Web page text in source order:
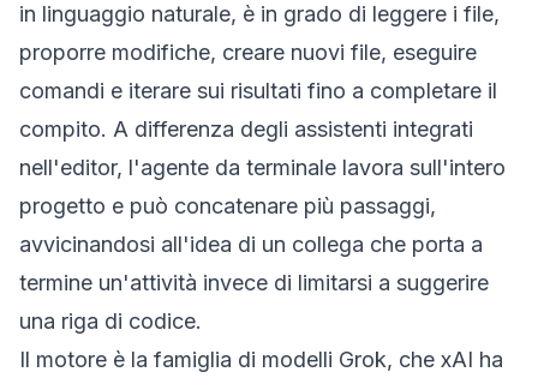
in linguaggio naturale, è in grado di leggere i file,
proporre modifiche, creare nuovi file, eseguire
comandi e iterare sui risultati fino a completare il
compito. A differenza degli assistenti integrati
nell'editor, l'agente da terminale lavora sull'intero
progetto e può concatenare più passaggi,
avvicinandosi all'idea di un collega che porta a
termine un'attività invece di limitarsi a suggerire
una riga di codice.
Il motore è la famiglia di modelli Grok, che xAI ha